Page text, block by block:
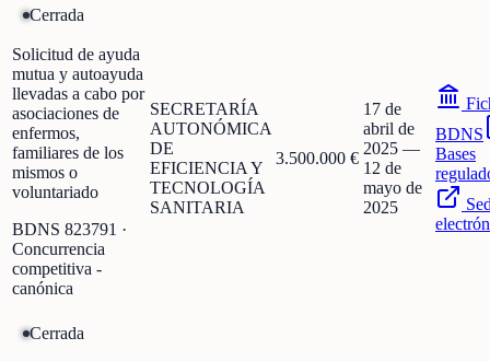
Cerrada
Solicitud de ayuda
mutua y autoayuda
llevadas a cabo por
asociaciones de
enfermos,
familiares de los
mismos o
voluntariado
BDNS 823791 ·
Concurrencia
competitiva -
canónica
SECRETARÍA
AUTONÓMICA
DE
EFICIENCIA Y
TECNOLOGÍA
SANITARIA
3.500.000 €
17 de
abril de
2025 —
12 de
mayo de
2025
BDNS
Bases
Cerrada